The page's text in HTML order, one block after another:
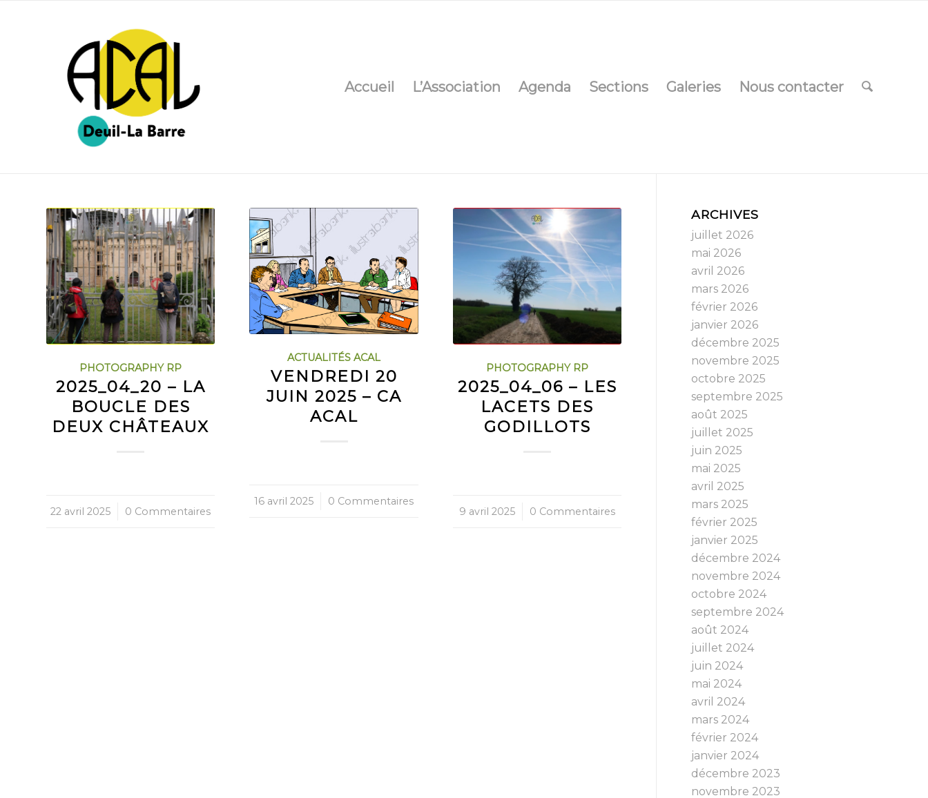
Accueil L’Association Agenda Sections Galeries Nous contacter
PHOTOGRAPHY RP
2025_04_20 – LA
BOUCLE DES
DEUX CHÂTEAUX
22 avril 2025
/ 0 Commentaires
ACTUALITÉS ACAL
VENDREDI 20
JUIN 2025 – CA
ACAL
16 avril 2025
/ 0 Commentaires
PHOTOGRAPHY RP
2025_04_06 – LES
LACETS DES
GODILLOTS
9 avril 2025
/ 0 Commentaires
ARCHIVES
juillet 2026
mai 2026
avril 2026
mars 2026
février 2026
janvier 2026
décembre 2025
novembre 2025
octobre 2025
septembre 2025
août 2025
juillet 2025
juin 2025
mai 2025
avril 2025
mars 2025
février 2025
janvier 2025
décembre 2024
novembre 2024
octobre 2024
septembre 2024
août 2024
juillet 2024
juin 2024
mai 2024
avril 2024
mars 2024
février 2024
janvier 2024
décembre 2023
novembre 2023